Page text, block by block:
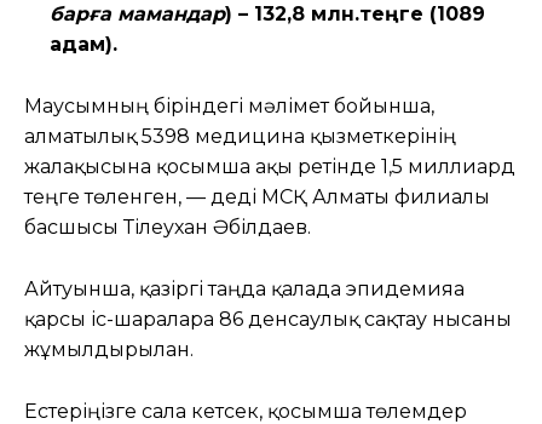
барға мамандар) – 132,8 млн.теңге (1089
адам).
Маусымның біріндегі мәлімет бойынша,
алматылық 5398 медицина қызметкерінің
жалақысына қосымша ақы ретінде 1,5 миллиард
теңге төленген, — деді МСҚ Алматы филиалы
басшысы Тілеухан Әбілдаев.
Айтуынша, қазіргі таңда қалада эпидемияға
қарсы іс-шараларға 86 денсаулық сақтау нысаны
жұмылдырылған.
Естеріңізге сала кетсек, қосымша төлемдер